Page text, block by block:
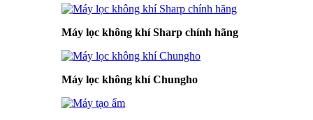
Máy lọc không khí Sharp chính hãng
Máy lọc không khí Chungho